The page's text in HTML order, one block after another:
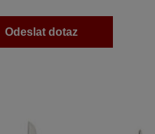
Odeslat dotaz